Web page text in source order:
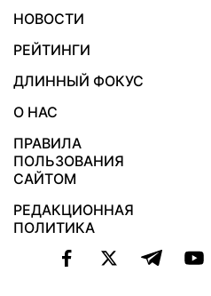
НОВОСТИ
РЕЙТИНГИ
ДЛИННЫЙ ФОКУС
О НАС
ПРАВИЛА
ПОЛЬЗОВАНИЯ
САЙТОМ
РЕДАКЦИОННАЯ
ПОЛИТИКА